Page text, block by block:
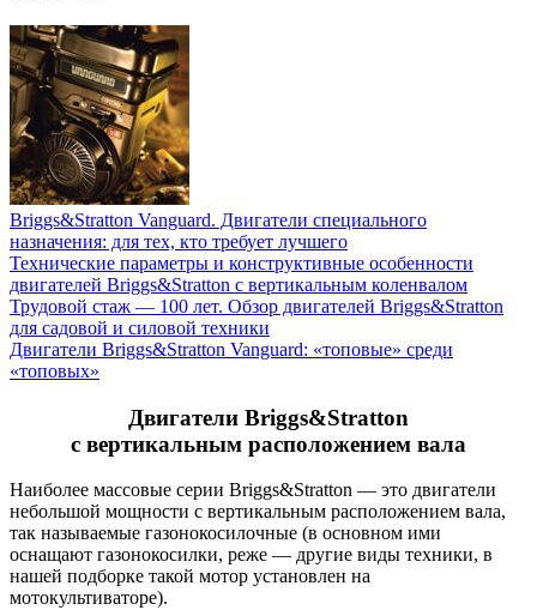
Briggs&Stratton Vanguard. Двигатели специального
назначения: для тех, кто требует лучшего
Технические параметры и конструктивные особенности
двигателей Briggs&Stratton с вертикальным коленвалом
Трудовой стаж — 100 лет. Обзор двигателей Briggs&Stratton
для садовой и силовой техники
Двигатели Briggs&Stratton Vanguard: «топовые» среди
«топовых»
Двигатели Briggs&Stratton
с вертикальным расположением вала
Наиболее массовые серии Briggs&Stratton — это двигатели
небольшой мощности с вертикальным расположением вала,
так называемые газонокосилочные (в основном ими
оснащают газонокосилки, реже — другие виды техники, в
нашей подборке такой мотор установлен на
мотокультиваторе).